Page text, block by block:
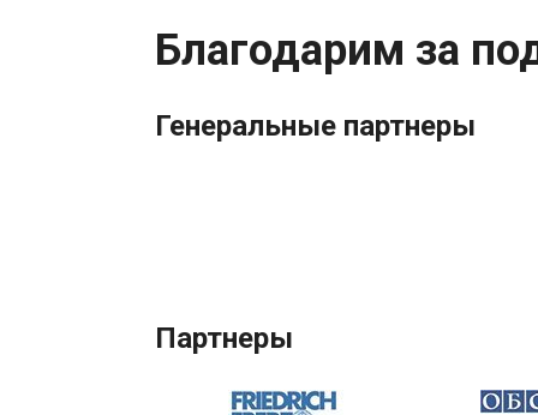
Благодарим за
Генеральные партнеры
Партнеры